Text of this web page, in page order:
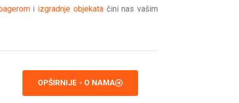
i izgradnje objekatačini nas vašim
OPŠIRNIJE - O NAMA